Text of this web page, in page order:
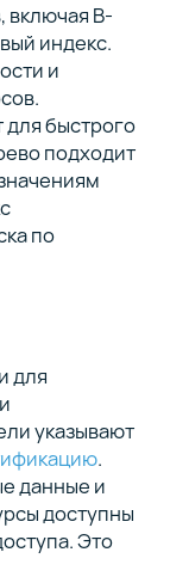
включая B-
индекс.
и
быстрого
подходит
по
для
указывают
.
данные и
доступны
Это